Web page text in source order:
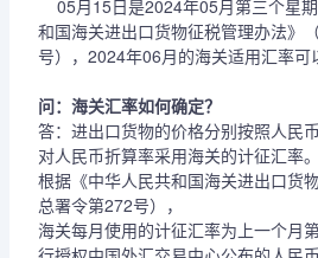
05月15日是2024年05月第三个星
和国海关进出口货物征税管理办法》
号），2024年06月的海关适用汇率可
问：海关汇率如何确定？
答：进出口货物的价格分别按照人民
对人民币折算率采用海关的计征汇率。
根据《中华人民共和国海关进出口货
总署令第272号），
海关每月使用的计征汇率为上一个月